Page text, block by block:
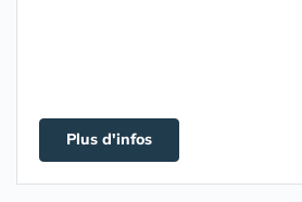
Plus d'infos